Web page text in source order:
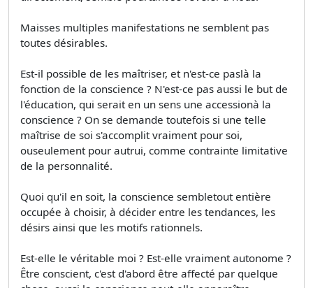
Maisses multiples manifestations ne semblent pas
toutes désirables.
Est-il possible de les maîtriser, et n'est-ce paslà la
fonction de la conscience ? N'est-ce pas aussi le but de
l'éducation, qui serait en un sens une accessionà la
conscience ? On se demande toutefois si une telle
maîtrise de soi s'accomplit vraiment pour soi,
ouseulement pour autrui, comme contrainte limitative
de la personnalité.
Quoi qu'il en soit, la conscience sembletout entière
occupée à choisir, à décider entre les tendances, les
désirs ainsi que les motifs rationnels.
Est-elle le véritable moi ? Est-elle vraiment autonome ?
Être conscient, c'est d'abord être affecté par quelque